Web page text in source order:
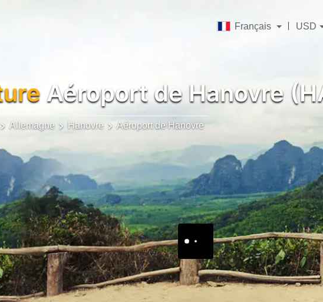
Français USD
Aéroport de Hanovre
Allemagne Hanovre Aéroport de Hanovre